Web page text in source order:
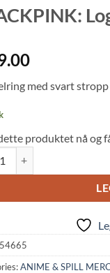
med svart
produktet nå og
ANIME & SPILL